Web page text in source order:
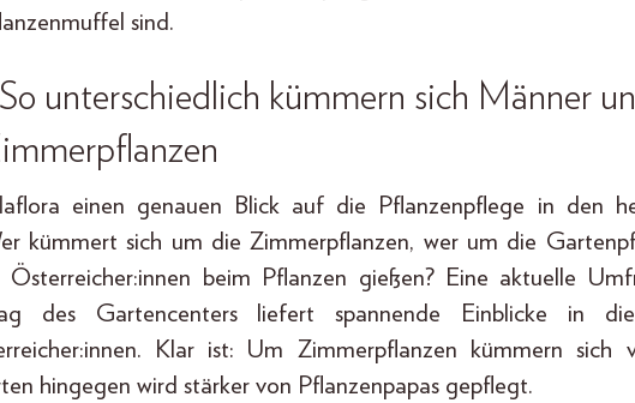
sind.
unterschiedlich kümmern sich Männer
einen genauen Blick auf die Pflanzenpflege in den
kümmert sich um die Zimmerpflanzen, wer um die
beim Pflanzen gießen? Eine aktuelle
des Gartencenters liefert spannende Einblicke in
Klar ist: Um Zimmerpflanzen kümmern sich
hingegen wird stärker von Pflanzenpapas gepflegt.